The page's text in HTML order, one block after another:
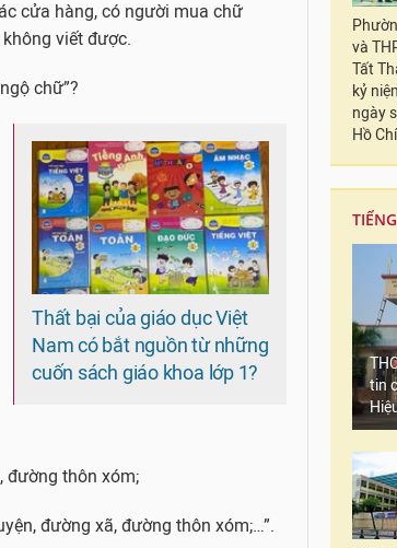
cửa hàng, có người mua chữ
viết được.
chữ”?
Thất bại của giáo dục Việt
Nam có bắt nguồn từ những
cuốn sách giáo khoa lớp 1?
đường thôn xóm;
đường xã, đường thôn xóm;…”.
và
Tất
kỷ
ngày
Hồ
tin